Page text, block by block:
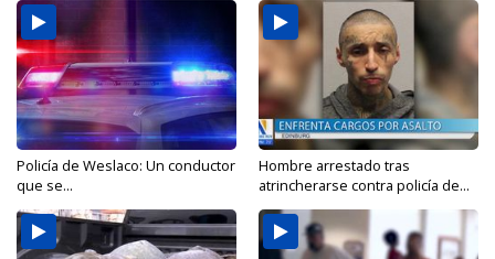
Policía de Weslaco: Un conductor
que se...
Hombre arrestado tras
atrincherarse contra policía de...